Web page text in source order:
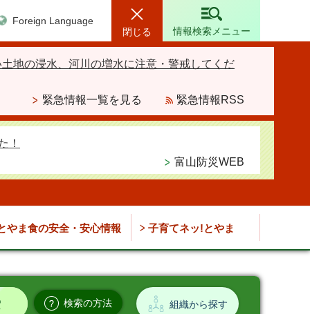
Foreign Language
閉じる
情報検索メニュー
地の浸水、河川の増水に注意・警戒してくだ
緊急情報一覧を見る 緊急情報RSS
！
富山防災WEB
やま食の安全・安心情報 子育てネッ!とやま
検索の方法 組織から探す